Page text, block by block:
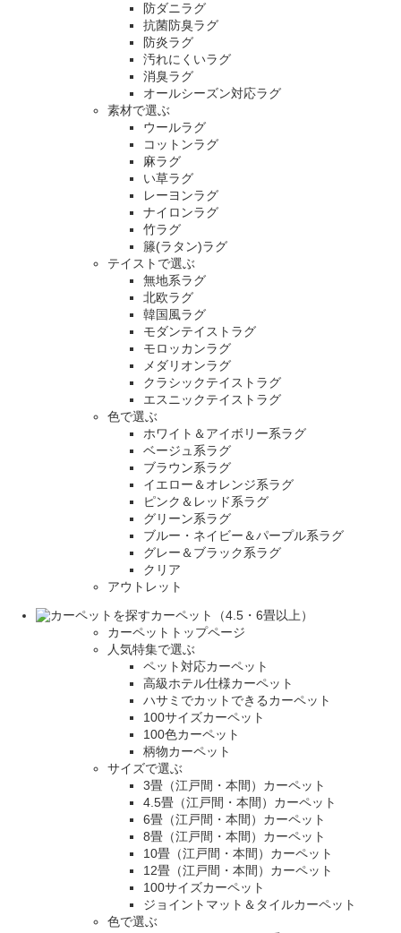
防ダニラグ
抗菌防臭ラグ
防炎ラグ
汚れにくいラグ
消臭ラグ
オールシーズン対応ラグ
素材で選ぶ
ウールラグ
コットンラグ
麻ラグ
い草ラグ
レーヨンラグ
ナイロンラグ
竹ラグ
籐(ラタン)ラグ
テイストで選ぶ
無地系ラグ
北欧ラグ
韓国風ラグ
モダンテイストラグ
モロッカンラグ
メダリオンラグ
クラシックテイストラグ
エスニックテイストラグ
色で選ぶ
ホワイト＆アイボリー系ラグ
ベージュ系ラグ
ブラウン系ラグ
イエロー＆オレンジ系ラグ
ピンク＆レッド系ラグ
グリーン系ラグ
ブルー・ネイビー＆パープル系ラグ
グレー＆ブラック系ラグ
クリア
アウトレット
カーペット（4.5・6畳以上）
カーペットトップページ
人気特集で選ぶ
ペット対応カーペット
高級ホテル仕様カーペット
ハサミでカットできるカーペット
100サイズカーペット
100色カーペット
柄物カーペット
サイズで選ぶ
3畳（江戸間・本間）カーペット
4.5畳（江戸間・本間）カーペット
6畳（江戸間・本間）カーペット
8畳（江戸間・本間）カーペット
10畳（江戸間・本間）カーペット
12畳（江戸間・本間）カーペット
100サイズカーペット
ジョイントマット＆タイルカーペット
色で選ぶ